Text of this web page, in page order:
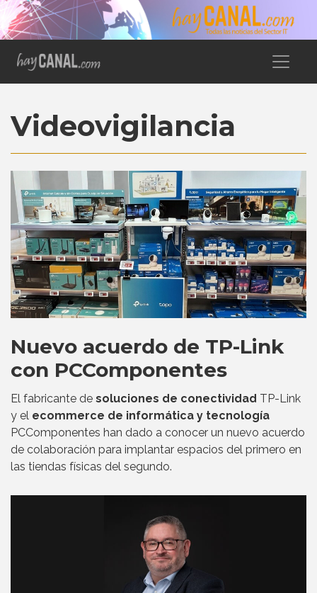
Videovigilancia
Nuevo acuerdo de TP-Link
con PCComponentes
El fabricante de soluciones de conectividad TP-Link
y el ecommerce de informática y tecnología
PCComponentes han dado a conocer un nuevo acuerdo
de colaboración para implantar espacios del primero en
las tiendas físicas del segundo.